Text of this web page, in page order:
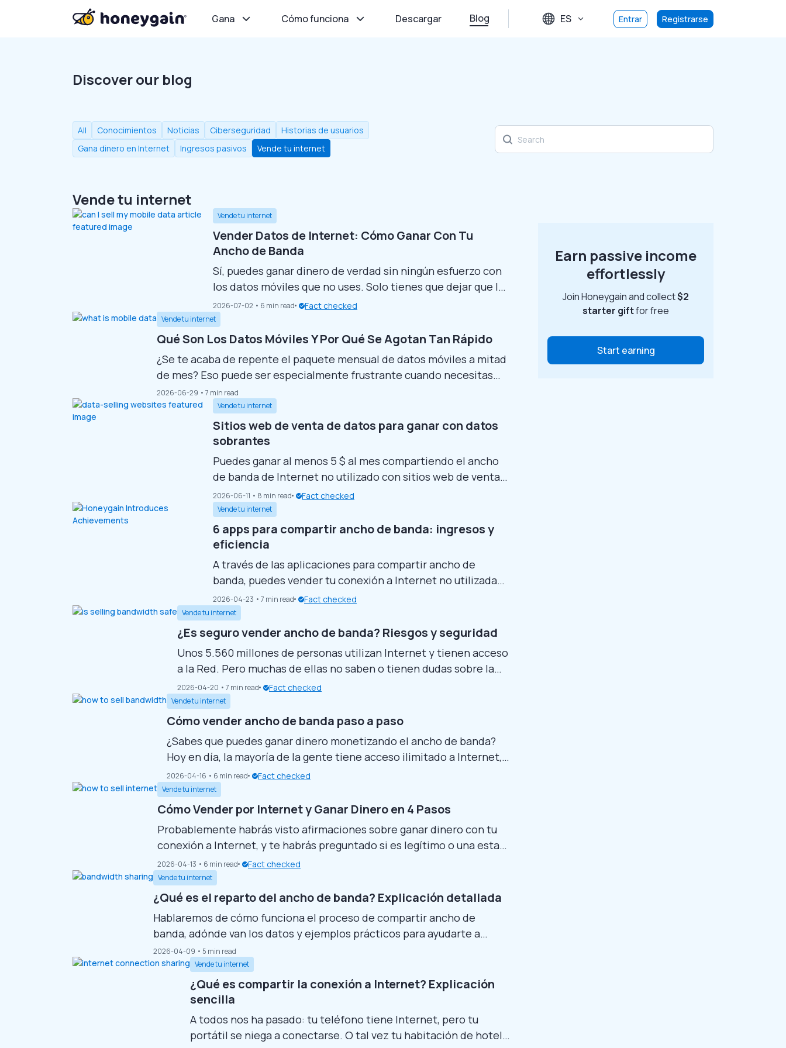
Gana Cómo funciona Descargar Blog ES Entrar Registrarse
Discover our blog
All Conocimientos Noticias Ciberseguridad
Historias de usuarios
Gana dinero en Internet
Ingresos pasivos Vende tu internet
Vende tu internet
Vende tu internet
Vender Datos de Internet: Cómo Ganar Con Tu
Ancho de Banda
Sí, puedes ganar dinero de verdad sin ningún esfuerzo con
los datos móviles que no uses. Solo tienes que dejar que las
apps para compartir ancho de banda se ejecuten en
segundo plano. Sin embargo, no hay ganancias fijas. Ganas
dinero en función de tu ubicación, la estabilidad de la red y
2026-07-02 • 6 min read Fact checked
Vende tu internet
Qué Son Los Datos Móviles Y Por Qué Se Agotan Tan Rápido
¿Se te acaba de repente el paquete mensual de datos móviles a mitad
de mes? Eso puede ser especialmente frustrante cuando necesitas
conectarte a Internet, pero no hay ninguna red Wi-Fi a tu alcance.
Pero, ¿qué son exactamente los datos móviles y cómo funcionan?
Bueno, tendrás que leer este artículo para descubrirlo… Puntos clave
2026-06-29 • 7 min read
Vende tu internet
Sitios web de venta de datos para ganar con datos
sobrantes
Puedes ganar al menos 5 $ al mes compartiendo el ancho
de banda de Internet no utilizado con sitios web de venta
de datos. Puedes vender datos para ayudar a las empresas
a hacer estudios de mercado y comprobaciones de
anuncios. Pero ten cuidado al elegir las plataformas.
Quieres sitios web de venta de datos...
2026-06-11 • 8 min read Fact checked
Vende tu internet
6 apps para compartir ancho de banda: ingresos y
eficiencia
A través de las aplicaciones para compartir ancho de
banda, puedes vender tu conexión a Internet no utilizada
para obtener ingresos pasivos. Estas populares
aplicaciones no requieren ningún esfuerzo después de
descargarlas y configurarlas. Sin embargo, el uso
compartido de ancho de banda conlleva condiciones de
servicio y riesgos para la privacidad, por lo que...
2026-04-23 • 7 min read Fact checked
Vende tu internet
¿Es seguro vender ancho de banda? Riesgos y seguridad
Unos 5.560 millones de personas utilizan Internet y tienen acceso
a la Red. Pero muchas de ellas no saben o tienen dudas sobre la
seguridad de compartir ancho de banda a través de plataformas.
En este artículo, desglosaremos los riesgos de seguridad reales,
los datos verificados y las medidas de seguridad prácticas, para
2026-04-20 • 7 min read Fact checked
Vende tu internet
Cómo vender ancho de banda paso a paso
¿Sabes que puedes ganar dinero monetizando el ancho de banda?
Hoy en día, la mayoría de la gente tiene acceso ilimitado a Internet,
pero sólo utiliza una fracción de sus datos de Internet. Así que, si
quieres vender datos de Internet, estás en el lugar adecuado. Este
artículo te enseñará cómo vender datos de Internet,...
2026-04-16 • 6 min read Fact checked
Vende tu internet
Cómo Vender por Internet y Ganar Dinero en 4 Pasos
Probablemente habrás visto afirmaciones sobre ganar dinero con tu
conexión a Internet, y te habrás preguntado si es legítimo o una estafa
más. ¿La verdad? Hay una forma real de hacerlo. Esta guía explica
exactamente cómo funciona, cómo mantenerte seguro y cómo
empezar a ganar dinero sin arriesgar tu privacidad ni infringir ninguna
norma. Paso...
2026-04-13 • 6 min read Fact checked
Vende tu internet
¿Qué es el reparto del ancho de banda? Explicación detallada
Hablaremos de cómo funciona el proceso de compartir ancho de
banda, adónde van los datos y ejemplos prácticos para ayudarte a
decidir si se ajusta a tu situación. Y si realmente quieres probar el uso
compartido del ancho de banda, nuestro artículo también aborda las
preocupaciones habituales sobre su seguridad y transparencia.
Asegúrate de revisar...
2026-04-09 • 5 min read
Vende tu internet
¿Qué es compartir la conexión a Internet? Explicación
sencilla
A todos nos ha pasado: tu teléfono tiene Internet, pero tu
portátil se niega a conectarse. O tal vez tu habitación de hotel
Earn passive income
effortlessly
Join Honeygain and collect$2
starter giftfor free
Start earning